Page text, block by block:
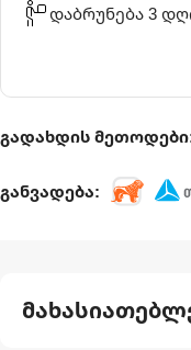
დაბრუნება 3
გადახდის
განვადება: